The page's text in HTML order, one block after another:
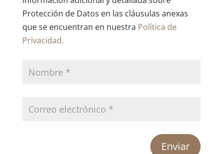
Protección de Datos en las cláusulas anexas
que se encuentran en nuestra Política de
Privacidad.
Enviar